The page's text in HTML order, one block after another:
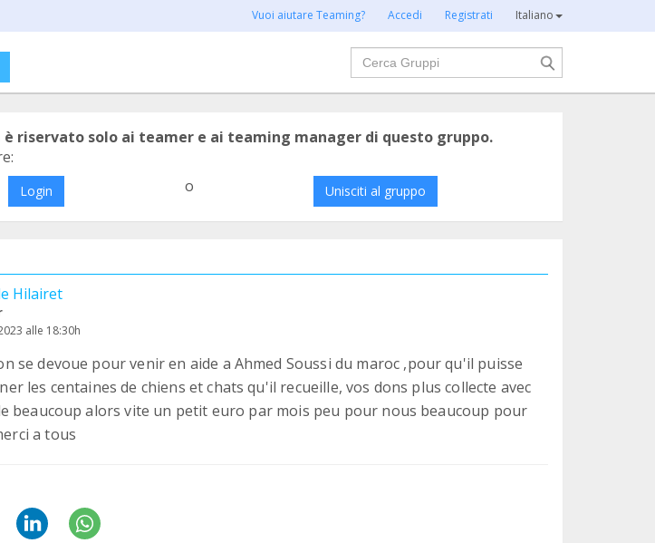
Vuoi aiutare Teaming? Accedi Registrati Italiano
Cerca
riservato solo ai teamer e ai teaming manager di questo gruppo.
Login o Unisciti al gruppo
Hilairet
alle 18:30h
se devoue pour venir en aide a Ahmed Soussi du maroc ,pour qu'il puisse
les centaines de chiens et chats qu'il recueille, vos dons plus collecte avec
beaucoup alors vite un petit euro par mois peu pour nous beaucoup pour
a tous